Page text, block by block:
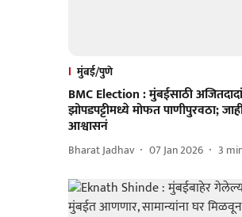
मुंबई/पुणे
BMC Election : मुंबईसाठी
झोपडपट्टीमध्ये मोफत पाणीपुरवठा;
आश्वासनं
Bharat Jadhav 07 Jan 2026 3